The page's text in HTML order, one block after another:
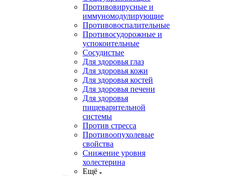
Противовирусные и
иммуномодулирующие
Противовоспалительные
Противосудорожные и
успокоительные
Сосудистые
Для здоровья глаз
Для здоровья кожи
Для здоровья костей
Для здоровья печени
Для здоровья
пищеварительной
системы
Против стресса
Противоопухолевые
свойства
Снижение уровня
холестерина
Ещё